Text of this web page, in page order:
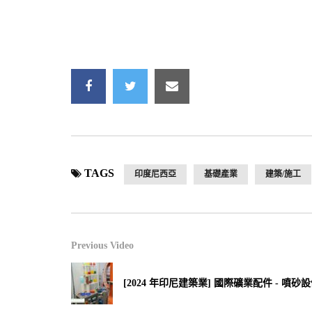
TAGS 印度尼西亞 基礎產業 建築/施工
Previous Video
[2024 年印尼建築業] 國際礦業配件 - 噴砂